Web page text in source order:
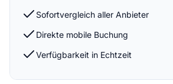
Sofortvergleich aller Anbieter
Direkte mobile Buchung
Verfügbarkeit in Echtzeit